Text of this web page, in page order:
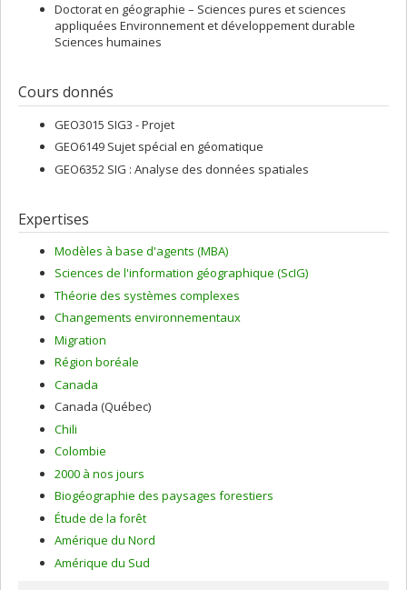
Doctorat en géographie – Sciences pures et sciences
appliquées Environnement et développement durable
Sciences humaines
Cours donnés
GEO3015 SIG3 - Projet
GEO6149 Sujet spécial en géomatique
GEO6352 SIG : Analyse des données spatiales
Expertises
Modèles à base d'agents (MBA)
Sciences de l'information géographique (ScIG)
Théorie des systèmes complexes
Changements environnementaux
Migration
Région boréale
Canada
Canada (Québec)
Chili
Colombie
2000 à nos jours
Biogéographie des paysages forestiers
Étude de la forêt
Amérique du Nord
Amérique du Sud